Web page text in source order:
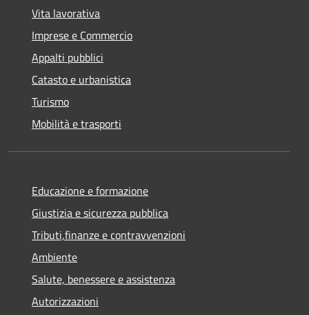
Vita lavorativa
Imprese e Commercio
Appalti pubblici
Catasto e urbanistica
Turismo
Mobilità e trasporti
Educazione e formazione
Giustizia e sicurezza pubblica
Tributi,finanze e contravvenzioni
Ambiente
Salute, benessere e assistenza
Autorizzazioni